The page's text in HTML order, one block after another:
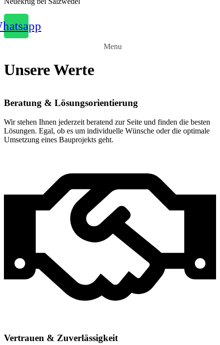
Menu
Unsere Werte
Beratung & Lösungsorientierung
Wir stehen Ihnen jederzeit beratend zur Seite und finden die besten
Lösungen. Egal, ob es um individuelle Wünsche oder die optimale
Umsetzung eines Bauprojekts geht.
Vertrauen & Zuverlässigkeit